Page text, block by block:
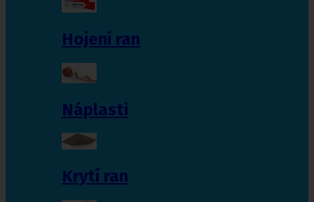
Hojení ran
Náplasti
Krytí ran